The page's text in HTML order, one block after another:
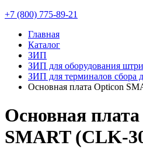
+7 (800) 775-89-21
Главная
Каталог
ЗИП
ЗИП для оборудования
ЗИП для терминалов сбора
Основная плата Opticon
Основная
SMART (CLK-